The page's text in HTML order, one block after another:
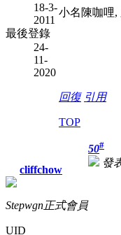
18-3-
2011
最後登錄
24-
11-
2020
小名陳咖哩,
回復 引用
TOP
cliffchow
Stepwgn正式會員
UID
50#
發